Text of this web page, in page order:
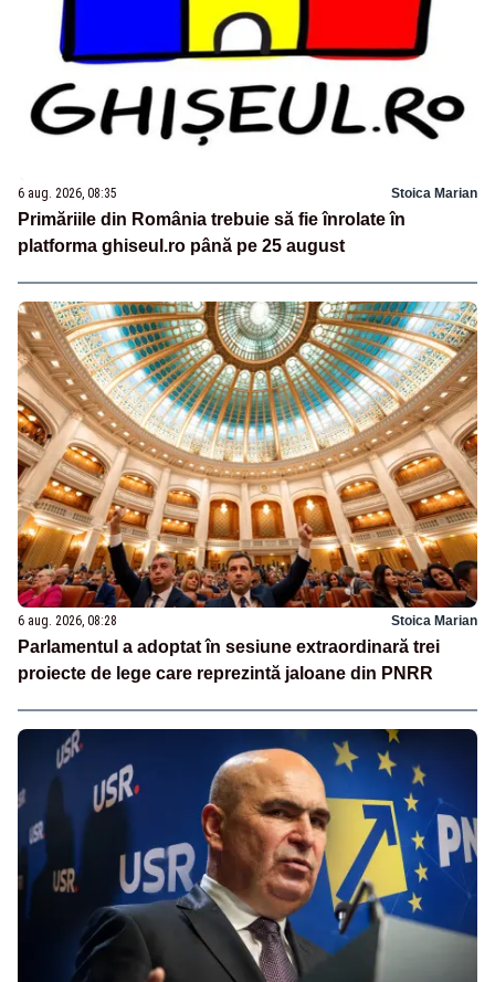
6 aug. 2026, 08:35 Stoica Marian
Primăriile din România trebuie să fie înrolate în
platforma ghiseul.ro până pe 25 august
6 aug. 2026, 08:28 Stoica Marian
Parlamentul a adoptat în sesiune extraordinară trei
proiecte de lege care reprezintă jaloane din PNRR